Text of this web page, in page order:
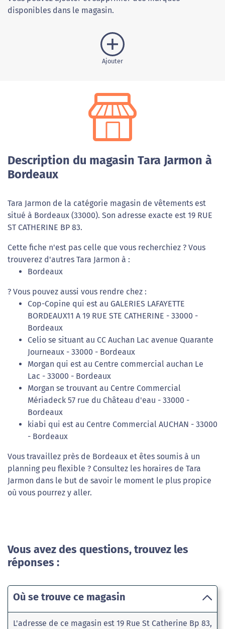
disponibles dans le magasin.
Ajouter
Description du magasin Tara Jarmon à
Bordeaux
Tara Jarmon de la catégorie magasin de vêtements est
situé à Bordeaux (33000). Son adresse exacte est 19 RUE
ST CATHERINE BP 83.
Cette fiche n'est pas celle que vous recherchiez ? Vous
trouverez d'autres Tara Jarmon à :
Bordeaux
? Vous pouvez aussi vous rendre chez :
Cop-Copine qui est au GALERIES LAFAYETTE
BORDEAUX11 A 19 RUE STE CATHERINE - 33000 -
Bordeaux
Celio se situant au CC Auchan Lac avenue Quarante
Journeaux - 33000 - Bordeaux
Morgan qui est au Centre commercial auchan Le
Lac - 33000 - Bordeaux
Morgan se trouvant au Centre Commercial
Mériadeck 57 rue du Château d'eau - 33000 -
Bordeaux
kiabi qui est au Centre Commercial AUCHAN - 33000
- Bordeaux
Vous travaillez près de Bordeaux et êtes soumis à un
planning peu flexible ? Consultez les horaires de Tara
Jarmon dans le but de savoir le moment le plus propice
où vous pourrez y aller.
Vous avez des questions, trouvez les
réponses :
Où se trouve ce magasin
L'adresse de ce magasin est 19 Rue St Catherine Bp 83,